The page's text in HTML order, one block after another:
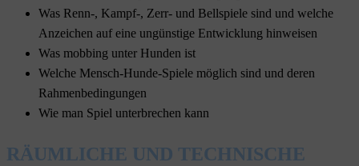
Was Renn-, Kampf-, Zerr- und Bellspiele sind und welche
Anzeichen auf eine ungünstige Entwicklung hinweisen
Was mobbing unter Hunden ist
Welche Mensch-Hunde-Spiele möglich sind und deren
Rahmenbedingungen
Wie man Spiel unterbrechen kann
RÄUMLICHE UND TECHNISCHE